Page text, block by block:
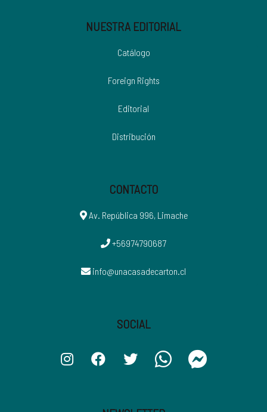
NUESTRA EDITORIAL
Catálogo
Foreign Rights
Editorial
Distribución
CONTACTO
Av. República 996, Limache
+56974790687
info@unacasadecarton.cl
SOCIAL